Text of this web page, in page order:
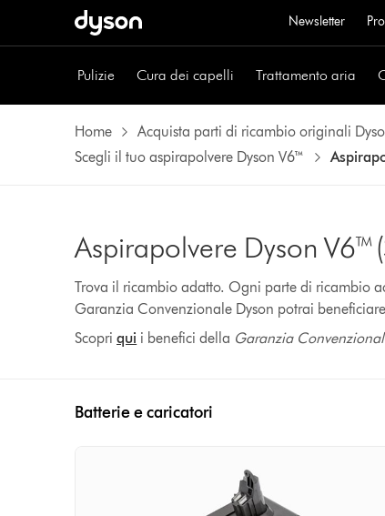
Newsletter
Pulizie Cura dei capelli Trattamento aria
Home Acquista parti di ricambio originali
Scegli il tuo aspirapolvere Dyson V6™
Aspirapolvere Dyson V6™
Trova il ricambio adatto. Ogni parte di ricambio
Garanzia Convenzionale Dyson potrai
Scopriqui i benefici della Garanzia
Batterie e caricatori